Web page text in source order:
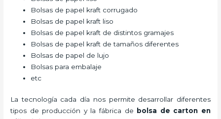
Bolsas de papel kraft corrugado
Bolsas de papel kraft liso
Bolsas de papel kraft de distintos gramajes
Bolsas de papel kraft de tamaños diferentes
Bolsas de papel de lujo
Bolsas para embalaje
etc
La tecnología cada día nos permite desarrollar diferentes
tipos de producción y la fábrica de
bolsa de carton en